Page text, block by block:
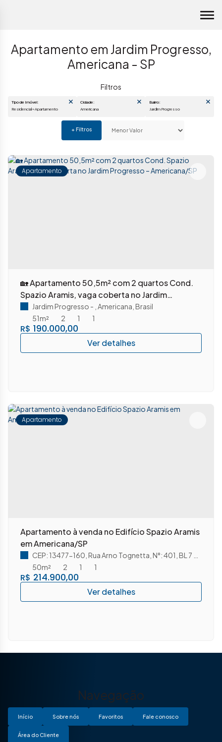
Apartamento em Jardim Progresso,
Americana - SP
Residencial » Apartamento Americana
Apartamento
🏡 Apartamento 50,5m² com 2 quartos Cond.
Spazio Aramis, vaga coberta no Jardim
Progresso – Americana/SP
R$ 190.000,00
Jardim Progresso Americana Brasil
2
1
51m² 1
Apartamento
Apartamento à venda no Edifício Spazio Aramis
em Americana/SP
R$ 214.900,00
CEP: 13477-160 Rua Arno Tognetta N°:401 BL 7 APT 208
2
1
50m² 1
Navegação
Início Sobre nós Favoritos Fale conosco
Área do Cliente